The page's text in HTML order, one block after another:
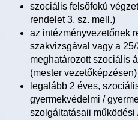
szociális felsőfokú
rendelet 3. sz. mell.)
az intézményvezetőnek
szakvizsgával vagy a
meghatározott szociális
(mester
legalább 2 éves,
gyermekvédelmi /
szolgáltatásaii működési